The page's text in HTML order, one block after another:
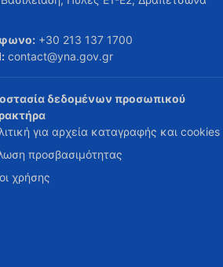
+30 213 137 1700
contact@yna.gov.gr
δεδομένων προσωπικού
για αρχεία καταγραφής και cookies
προσβασιμότητας
χρήσης